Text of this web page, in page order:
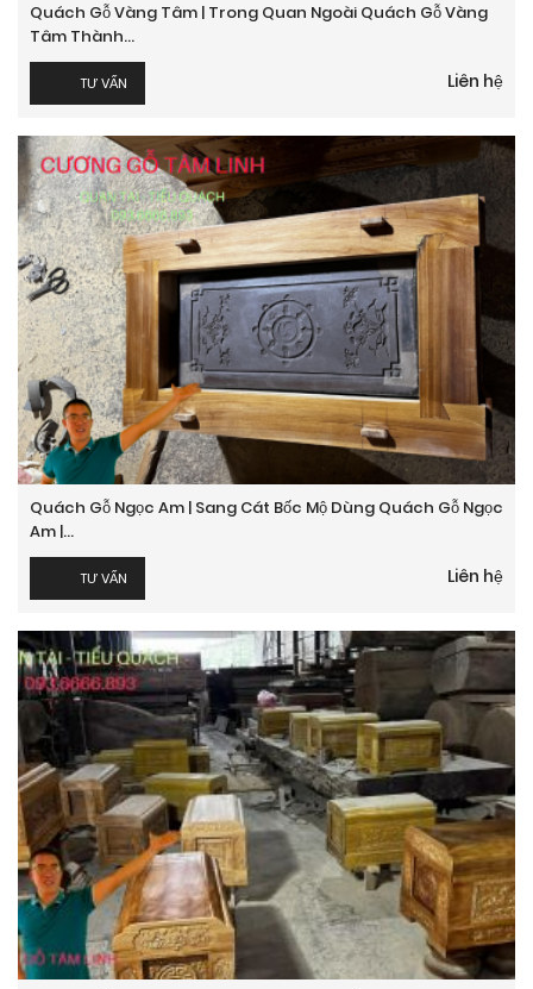
Quách Gỗ Vàng Tâm | Trong Quan Ngoài Quách Gỗ Vàng
Tâm Thành...
TƯ VẤN Liên hệ
Quách Gỗ Ngọc Am | Sang Cát Bốc Mộ Dùng Quách Gỗ Ngọc
Am |...
TƯ VẤN Liên hệ